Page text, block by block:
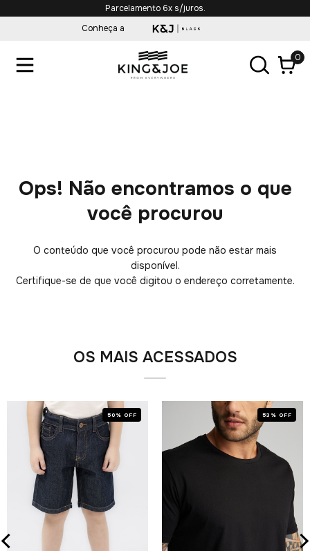
Parcelamento 6x s/juros.
Conheça a
0
Ops! Não encontramos o que
você procurou
O conteúdo que você procurou pode não estar mais
disponível.
Certifique-se de que você digitou o endereço corretamente.
OS MAIS ACESSADOS
50% OFF 53% OFF